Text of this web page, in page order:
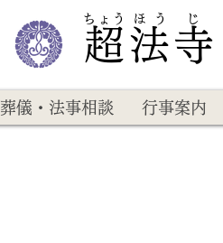
超法寺
​ちょう ほ う じ
葬儀・法事相談 行事案内